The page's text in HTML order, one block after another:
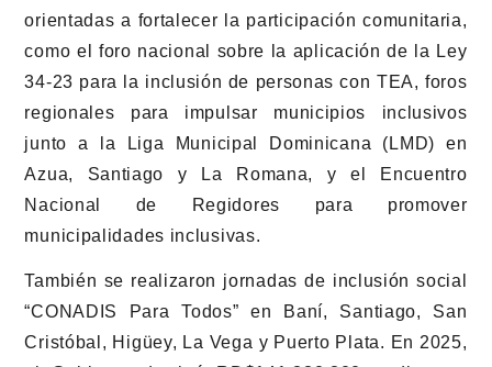
orientadas a fortalecer la participación comunitaria,
como el foro nacional sobre la aplicación de la Ley
34-23 para la inclusión de personas con TEA, foros
regionales para impulsar municipios inclusivos
junto a la Liga Municipal Dominicana (LMD) en
Azua, Santiago y La Romana, y el Encuentro
Nacional de Regidores para promover
municipalidades inclusivas.
También se realizaron jornadas de inclusión social
“CONADIS Para Todos” en Baní, Santiago, San
Cristóbal, Higüey, La Vega y Puerto Plata. En 2025,